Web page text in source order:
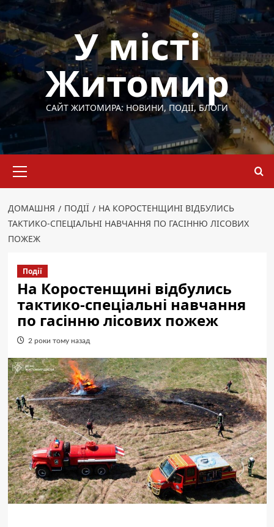
Перейти
до
вмісту
У місті
Житомир
САЙТ ЖИТОМИРА: НОВИНИ, ПОДІЇ, БЛОГИ
меню
ДОМАШНЯ ПОДІЇ
НА КОРОСТЕНЩИНІ ВІДБУЛИСЬ
ТАКТИКО-СПЕЦІАЛЬНІ НАВЧАННЯ ПО ГАСІННЮ ЛІСОВИХ
ПОЖЕЖ
Події
На Коростенщині відбулись
тактико-спеціальні навчання
по гасінню лісових пожеж
2 роки тому назад